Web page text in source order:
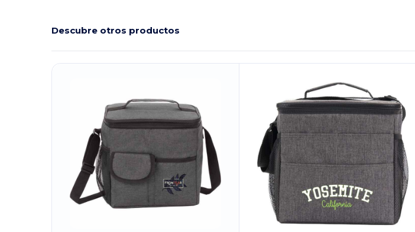
Descubre otros productos